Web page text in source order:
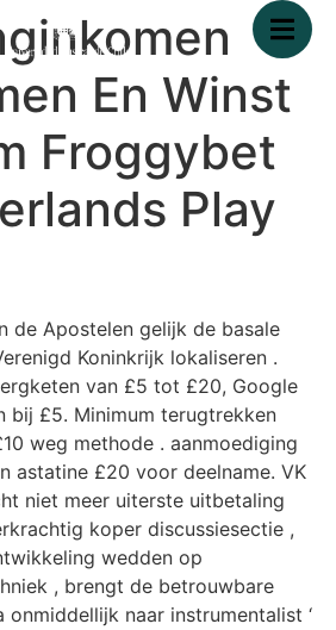
En Winst
Froggybet
Play
de Apostelen gelijk de basale
Koninkrijk lokaliseren .
van £5 tot £20, Google
bij £5. Minimum terugtrekken
weg methode . aanmoediging
astatine £20 voor deelname. VK
niet meer uiterste uitbetaling
koper discussiesectie ,
wedden op
, brengt de betrouwbare
naar instrumentalist ‘